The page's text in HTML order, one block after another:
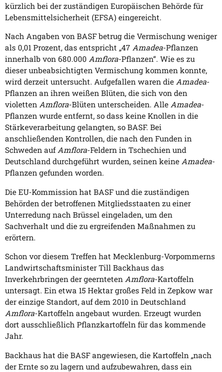
kürzlich bei der zuständigen Europäischen Behörde für
Lebensmittelsicherheit (EFSA) eingereicht.
Nach Angaben von BASF betrug die Vermischung weniger
als 0,01 Prozent, das entspricht „47 Amadea-Pflanzen
innerhalb von 680.000 Amflora-Pflanzen“. Wie es zu
dieser unbeabsichtigten Vermischung kommen konnte,
wird derzeit untersucht. Aufgefallen waren die Amadea-
Pflanzen an ihren weißen Blüten, die sich von den
violetten Amflora-Blüten unterscheiden. Alle Amadea-
Pflanzen wurde entfernt, so dass keine Knollen in die
Stärkeverarbeitung gelangten, so BASF. Bei
anschließenden Kontrollen, die nach den Funden in
Schweden aufAmflora-Feldern in Tschechien und
Deutschland durchgeführt wurden, seinen keine Amadea-
Pflanzen gefunden worden.
Die EU-Kommission hat BASF und die zuständigen
Behörden der betroffenen Mitgliedsstaaten zu einer
Unterredung nach Brüssel eingeladen, um den
Sachverhalt und die zu ergreifenden Maßnahmen zu
erörtern.
Schon vor diesem Treffen hat Mecklenburg-Vorpommerns
Landwirtschaftsminister Till Backhaus das
Inverkehrbringen der geernteten Amflora-Kartoffeln
untersagt. Ein etwa 15 Hektar großes Feld in Zepkow war
der einzige Standort, auf dem 2010 in Deutschland
Amflora-Kartoffeln angebaut wurden. Erzeugt wurden
dort ausschließlich Pflanzkartoffeln für das kommende
Jahr.
Backhaus hat die BASF angewiesen, die Kartoffeln „nach
der Ernte so zu lagern und aufzubewahren, dass ein